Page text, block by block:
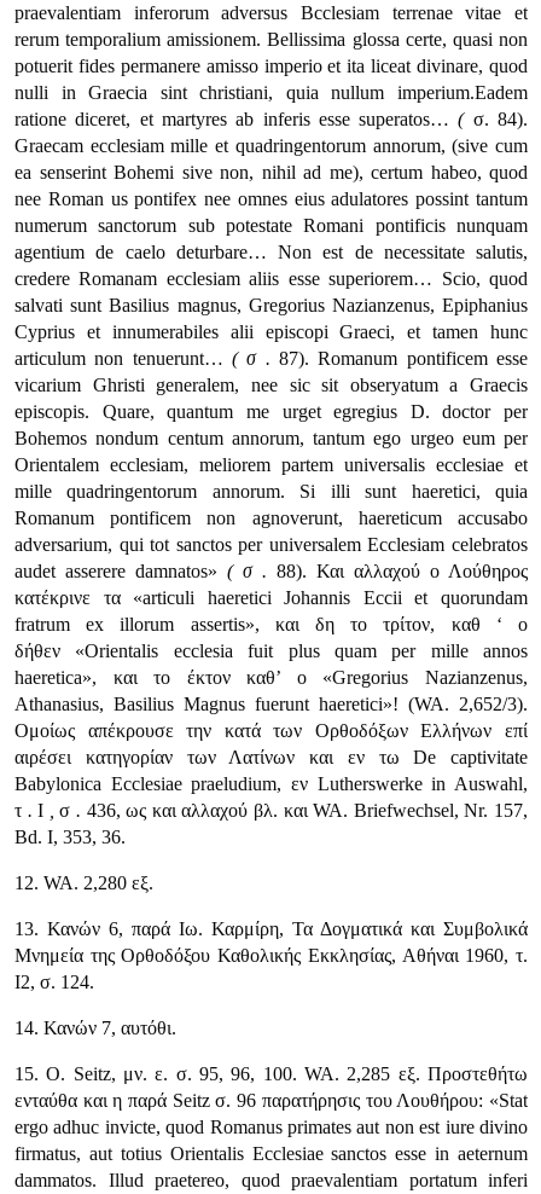
praevalentiam inferorum adversus Bcclesiam terrenae vitae et
rerum temporalium amissionem. Bellissima glossa certe, quasi non
potuerit fides permanere amisso imperio et ita liceat divinare, quod
nulli in Graecia sint christiani, quia nullum imperium.Eadem
ratione diceret, et martyres ab inferis esse superatos…( σ. 84).
Graecam ecclesiam mille et quadringentorum annorum, (sive cum
ea senserint Bohemi sive non, nihil ad me), certum habeo, quod
nee Roman us pontifex nee omnes eius adulatores possint tantum
numerum sanctorum sub potestate Romani pontificis nunquam
agentium de caelo deturbare… Non est de necessitate salutis,
credere Romanam ecclesiam aliis esse superiorem… Scio, quod
salvati sunt Basilius magnus, Gregorius Nazianzenus, Epiphanius
Cyprius et innumerabiles alii episcopi Graeci, et tamen hunc
articulum non tenuerunt… (σ .87). Romanum pontificem esse
vicarium Ghristi generalem, nee sic sit obseryatum a Graecis
episcopis. Quare, quantum me urget egregius D. doctor per
Bohemos nondum centum anno­rum, tantum ego urgeo eum per
Orientalem ecclesiam, meliorem partem universalis ecclesiae et
mille quadringentorum annorum. Si illi sunt haeretici, quia
Romanum pontificem non agnoverunt, haereticum accusabo
adversarium, qui tot sanctos per universalem Ecclesiam celebratos
audet asserere damnatos» ( σ . 88). Και αλλαχού ο Λούθηρος
κατέκρινε τα «articuli haeretici Johannis Eccii et quorundam
fratrum ex illorum assertis», και δη το τρίτον, καθ ‘ ο
δήθεν «Orientalis ecclesia fuit plus quam per mille annos
haeretica», και το έκτον καθ’ ο «Gregorius Nazianzenus,
Athanasius, Basilius Magnus fuerunt haeretici»! (WA. 2,652/3).
Ομοίως απέκρουσε την κατά των Ορθοδόξων Ελλήνων επί
αιρέσει κατηγορίαν των Λατίνων και εν τω De captivitate
Babylonica Ecclesiae praeludium, εν Lutherswerke in Auswahl,
τ .Ι ,σ. 436, ως και αλλαχού βλ. και WA. Briefwechsel, Nr. 157,
Bd. I, 353, 36.
12. WA. 2,280 εξ.
13. Κανών 6, παρά Ιω. Καρμίρη, Τα Δογματικά και Συμβολικά
Μνημεία της Ορθοδόξου Καθολικής Εκκλησίας, Αθήναι 1960, τ.
Ι2, σ. 124.
14. Κανών 7, αυτόθι.
15. Ο. Seitz, μν. ε. σ. 95, 96, 100. WA. 2,285 εξ. Προστεθήτω
ενταύθα και η παρά Seitz σ. 96 παρατήρησις του Λουθήρου: «Stat
ergo adhuc invicte, quod Romanus primates aut non est iure divino
firmatus, aut totius Orientalis Ecclesiae sanctos esse in aeternum
dammatos. Illud praetereo, quod praevalentiam portatum inferi